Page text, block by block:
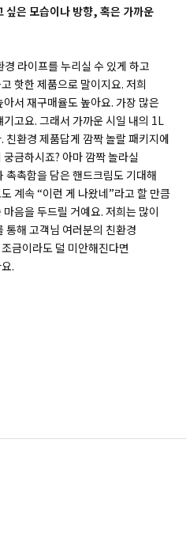
은 모습이나 방향, 혹은 가까운
라이프를 누리실 수 있게 하고
핫한 제품으로 말이지요. 저희
서 재구매율도 높아요. 가장 많은
고요. 그래서 가까운 시일 내의 1L
친환경 제품답게 깜짝 놀랄 패키지에
금하시죠? 아마 깜짝 놀라실
촉촉함을 담은 핸드크림도 기대해
계속 “이런 게 나왔네”라고 할 만큼
음을 두드릴 거예요. 저희는 많이
통해 고객님 여러분의 친환경
금이라도 덜 미안해진다면
.